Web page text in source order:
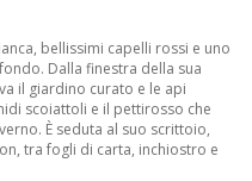
bellissimi capelli rossi e uno
Dalla finestra della sua
il giardino curato e le api
scoiattoli e il pettirosso che
È seduta al suo scrittoio,
tra fogli di carta, inchiostro e